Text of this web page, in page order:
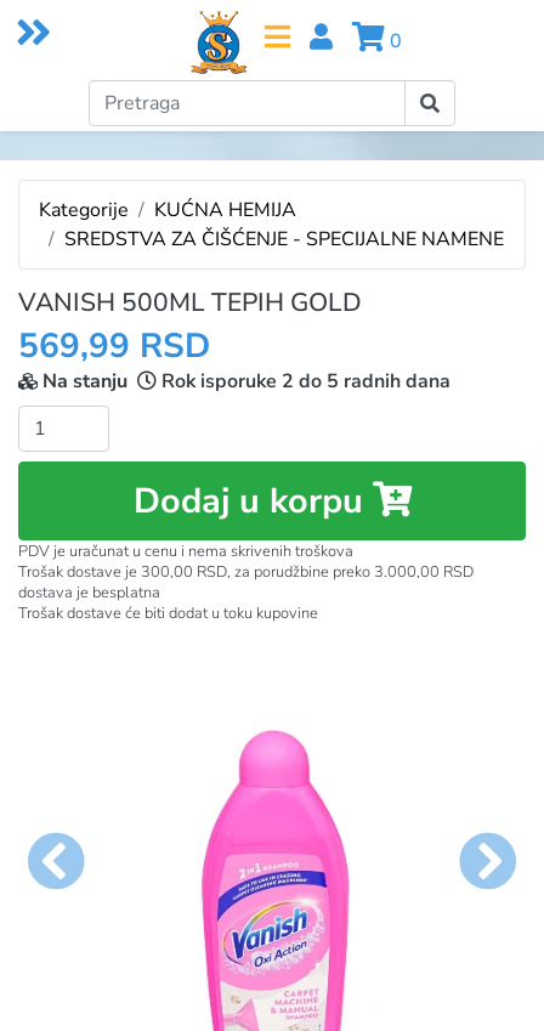
0
Kategorije
KUĆNA HEMIJA
SREDSTVA ZA ČIŠĆENJE - SPECIJALNE NAMENE
VANISH 500ML TEPIH GOLD
569,99 RSD
Na stanju
Rok isporuke 2 do 5 radnih dana
Dodaj u korpu
PDV je uračunat u cenu i nema skrivenih troškova
Trošak dostave je 300,00 RSD, za porudžbine preko 3.000,00 RSD
dostava je besplatna
Trošak dostave će biti dodat u toku kupovine
general.previous